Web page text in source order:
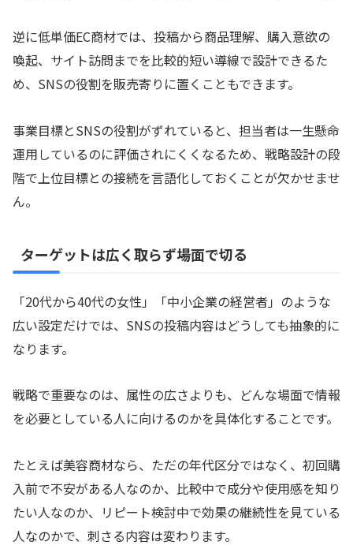
逆に低単価EC商材では、投稿から商品理解、購入意欲の
喚起、サイト訪問までを比較的短い導線で設計できるた
め、SNSの役割を販売寄りに置くこともできます。
事業目標とSNSの役割がずれていると、担当者は一生懸命
運用しているのに評価されにくくなるため、戦略設計の段
階で上位目標との接続を言語化しておくことが欠かせませ
ん。
ターゲットは広く取らず場面で切る
「20代から40代の女性」「中小企業の経営者」のような
広い設定だけでは、SNSの投稿内容はどうしても抽象的に
なります。
戦略で重要なのは、属性の広さよりも、どんな場面で情報
を必要としている人に向けるのかを具体化することです。
たとえば美容商材なら、ただの年代区分ではなく、初回購
入前で不安がある人なのか、比較中で成分や使用感を知り
たい人なのか、リピート検討中で効果の継続性を見ている
人なのかで、刺さる内容は変わります。